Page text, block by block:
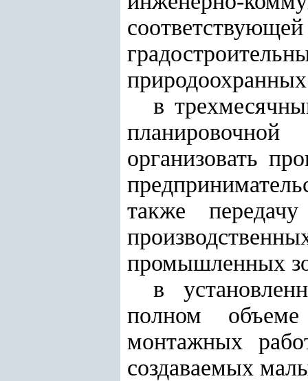
в
организовать
также
промышленных
в
полном
монтажных
создаваемых